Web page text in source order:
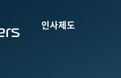
인사제도